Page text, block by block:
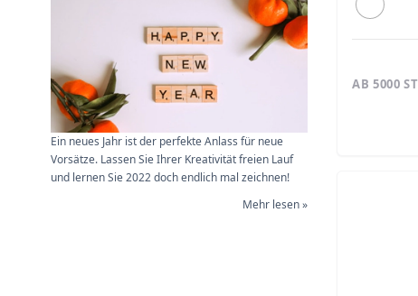
AB 5000
Ein neues Jahr ist der perfekte Anlass für neue
Vorsätze. Lassen Sie Ihrer Kreativität freien Lauf
und lernen Sie 2022 doch endlich mal zeichnen!
Mehr lesen »